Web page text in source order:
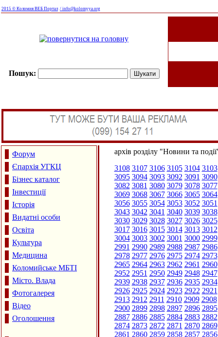
2015 © Коломия ВЕБ Портал / info@kolomyya.org
Пошук:
Форум
Єпархія УГКЦ
Бізнес каталог
Інвестиції
Історія
Видатні особи
Освіта
Культура
Медицина
Коломийське МБТІ
Місто. Влада
Фотогалерея
Відео
Оголошення
архів розділу "Новини та
3108 3107 3106 3105 3104 3103
3095 3094 3093 3092 3091 3090
3082 3081 3080 3079 3078 3077
3069 3068 3067 3066 3065 3064
3056 3055 3054 3053 3052 3051
3043 3042 3041 3040 3039 3038
3030 3029 3028 3027 3026 3025
3017 3016 3015 3014 3013 3012
3004 3003 3002 3001 3000 2999
2991 2990 2989 2988 2987 2986
2978 2977 2976 2975 2974 2973
2965 2964 2963 2962 2961 2960
2952 2951 2950 2949 2948 2947
2939 2938 2937 2936 2935 2934
2926 2925 2924 2923 2922 2921
2913 2912 2911 2910 2909 2908
2900 2899 2898 2897 2896 2895
2887 2886 2885 2884 2883 2882
2874 2873 2872 2871 2870 2869
2861 2860 2859 2858 2857 2856